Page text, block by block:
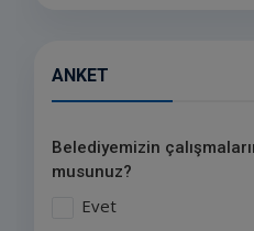
ANKET
Belediyemizin
musunuz?
Evet